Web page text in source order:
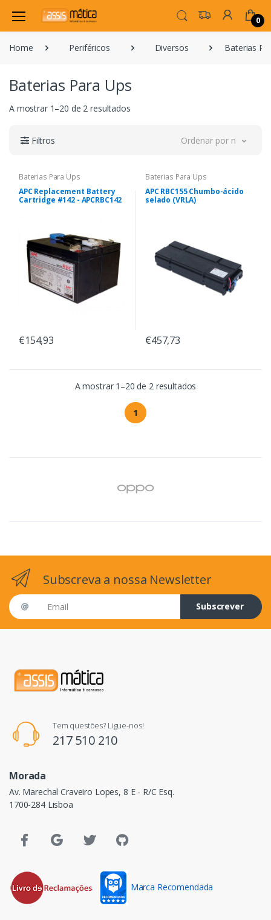
0
Home Periféricos Diversos Baterias
Baterias Para Ups
A mostrar 1–20 de 2 resultados
Filtros Ordenar por novidade
Baterias Para Ups
APC Replacement Battery
Cartridge #142 - APCRBC142
€154,93
Baterias Para Ups
APC RBC155 Chumbo-ácido
selado (VRLA)
€457,73
A mostrar 1–20 de 2 resultados
1
Subscreva a nossa Newsletter
Email address
Subscrever
Tem questões? Ligue-nos!
217 510 210
Morada
Av. Marechal Craveiro Lopes, 8 E - R/C Esq.
1700-284 Lisboa
Marca Recomendada